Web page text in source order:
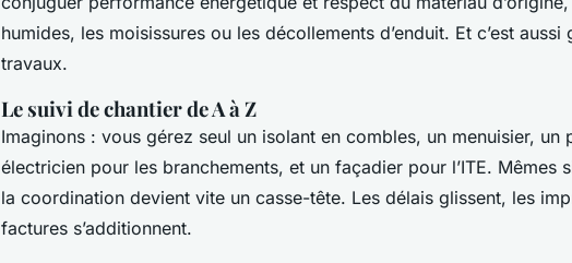
humides, les moisissures ou les décollements d’enduit. Et c’est aussi
travaux.
Le suivi de chantier de A à Z
Imaginons : vous gérez seul un isolant en combles, un menuisier, un
électricien pour les branchements, et un façadier pour l’ITE. Mêmes
la coordination devient vite un casse-tête. Les délais glissent, les
factures s’additionnent.